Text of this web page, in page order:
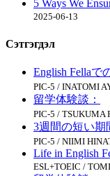
5 Ways We
2025-06-13
Сэтгэгдэл
English Fellaで
PIC-5 / INATOMI
留学体験談：
PIC-5 / TSUKUMA
3週間の短い期
PIC-5 / NIIMI
Life in English
ESL+TOEIC /